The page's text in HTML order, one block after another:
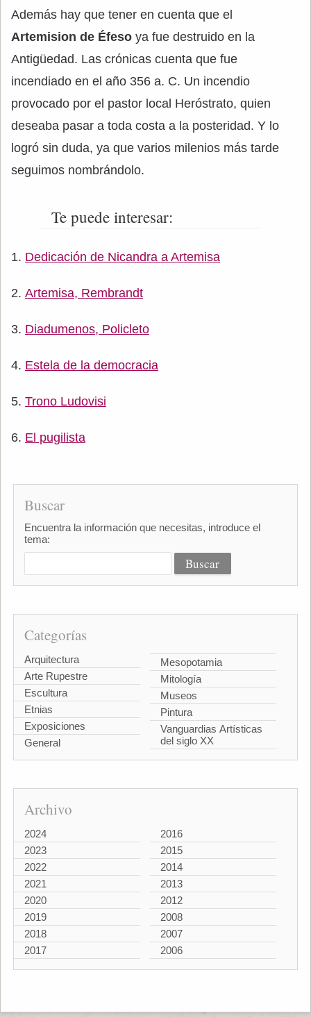
Además hay que tener en cuenta que el
Artemision de Éfeso ya fue destruido en la
Antigüedad. Las crónicas cuenta que fue
incendiado en el año 356 a. C. Un incendio
provocado por el pastor local Heróstrato, quien
deseaba pasar a toda costa a la posteridad. Y lo
logró sin duda, ya que varios milenios más tarde
seguimos nombrándolo.
Te puede interesar:
Dedicación de Nicandra a Artemisa
Artemisa, Rembrandt
Diadumenos, Policleto
Estela de la democracia
Trono Ludovisi
El pugilista
Buscar
Encuentra la información que necesitas, introduce el
tema:
Categorías
Arquitectura
Arte Rupestre
Escultura
Etnias
Exposiciones
General
Mesopotamia
Mitología
Museos
Pintura
Vanguardias Artísticas
del siglo XX
Archivo
2024
2023
2022
2021
2020
2019
2018
2017
2016
2015
2014
2013
2012
2008
2007
2006